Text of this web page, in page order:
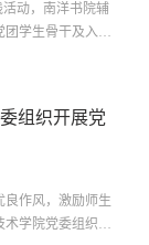
动，南洋书院辅
团学生骨干及入党
诉说着一张张年
组织开展党
良作风，激励师生
术学院党委组织师